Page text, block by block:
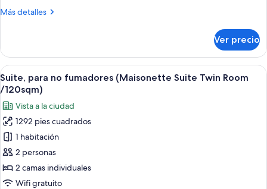
Suite
/
72sqm)
Más detalles
Más
para
no
fumadores
(Maisonette
Suite
King
Room
72sqm)
Ver precio
Abrir
todas
las
fotos
de
Suite,
para
no
fumadores
Habitación de hotel con dos camas,
3
Suite, para no fumadores (Maisonette Suite Twin Room
/120sqm)
Vista a la ciudad
1292 pies cuadrados
1 habitación
2 personas
2 camas individuales
Wifi gratuito